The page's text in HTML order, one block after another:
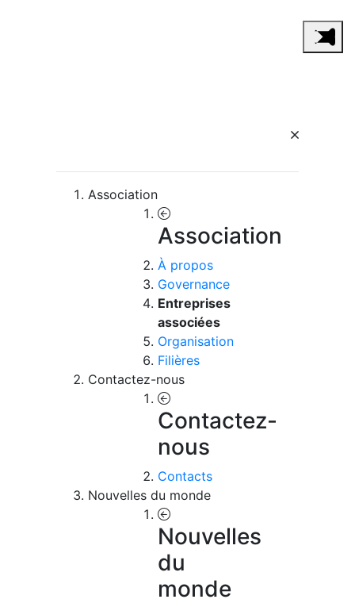
Association
Association
À propos
Governance
Entreprises
associées
Organisation
Filières
Contactez-nous
Contactez-
nous
Contacts
Nouvelles du monde
Nouvelles
du
monde